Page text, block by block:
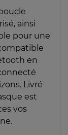
ainsi
pour une
en
Livré
est
vos